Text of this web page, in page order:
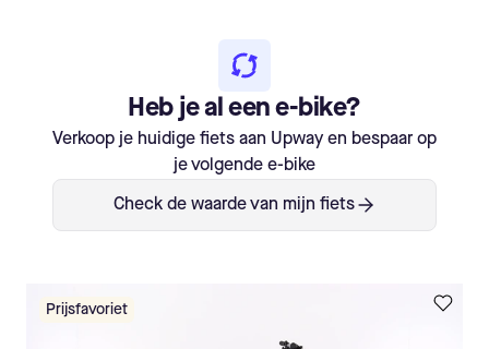
Heb je al een e-bike?
Verkoop je huidige fiets aan Upway en bespaar op
je volgende e-bike
Check de waarde van mijn fiets
Prijsfavoriet